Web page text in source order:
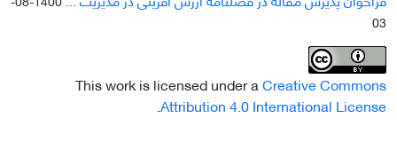
03
This work is licensed under aCreative Commons
Attribution 4.0 International License
.